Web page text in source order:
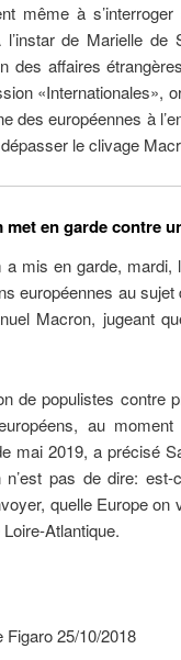
même à
l’instar de Marielle
des affaires
«Internationales»,
des européennes à
le clivage
met en garde contre
a mis en garde,
européennes au
Macron, jugeant
de populistes contre
au
mai 2019, a précisé
n’est pas de dire:
quelle Europe
Atlantique.
Figaro 25/10/2018